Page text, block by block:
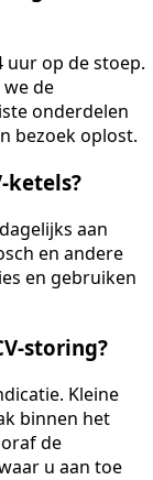
uur op de stoep.
de
onderdelen
bezoek oplost.
ketels?
aan
en andere
en gebruiken
storing?
Kleine
binnen het
de
u aan toe